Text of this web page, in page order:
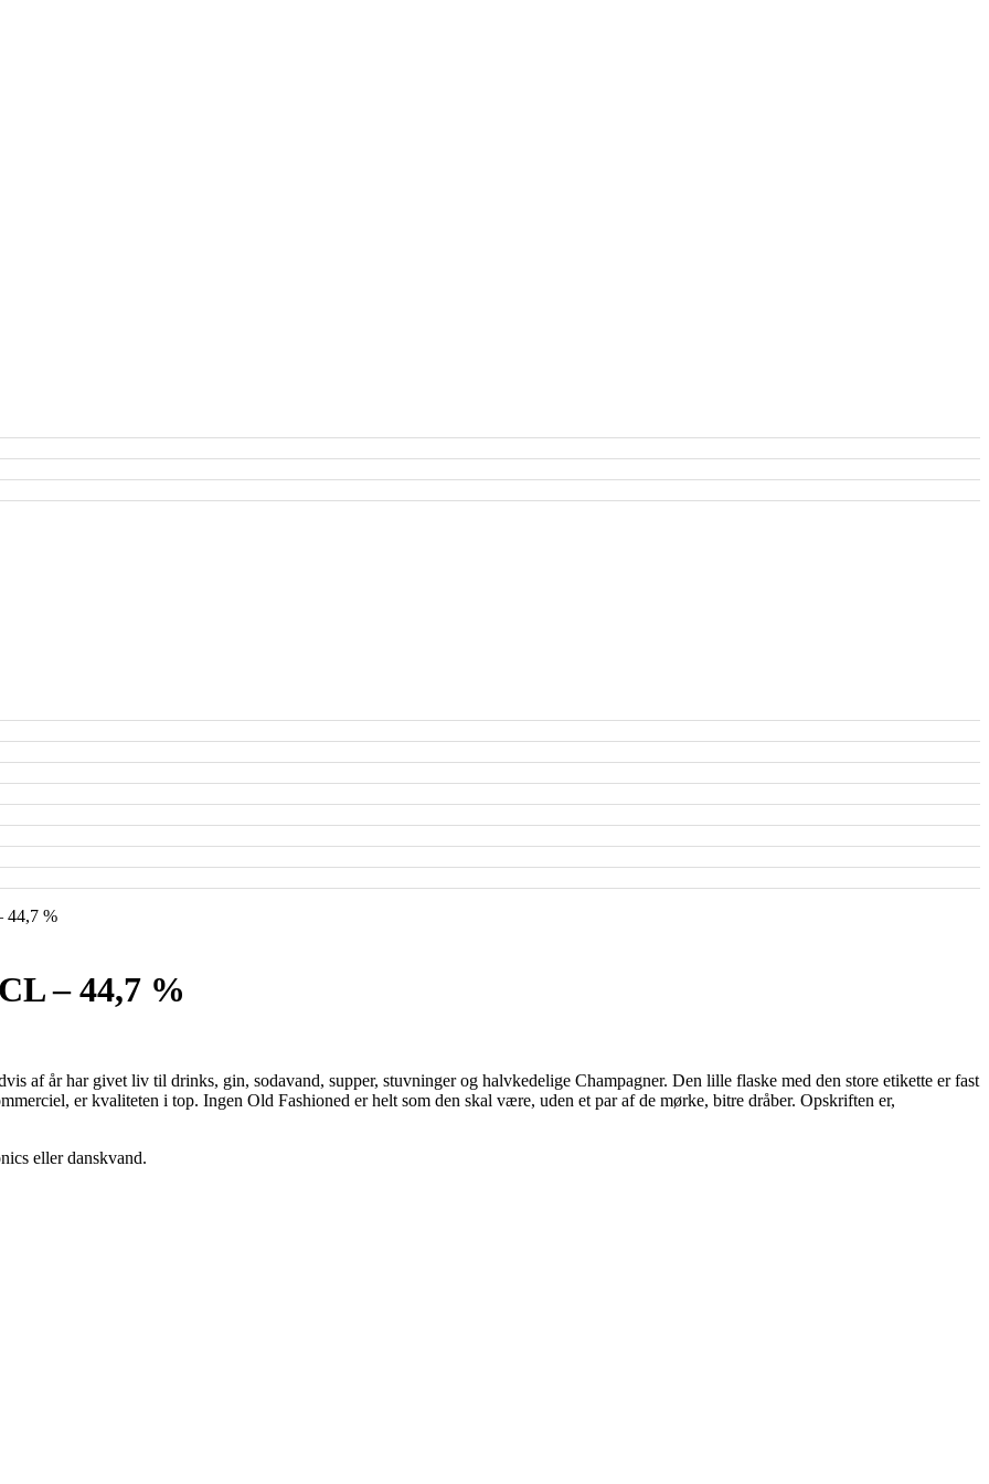
44,7 %
– 44,7 %
af år har givet liv til drinks, gin, sodavand, supper, stuvninger og halvkedelige Champagner. Den lille flaske med den store etikette er fast
er kvaliteten i top. Ingen Old Fashioned er helt som den skal være, uden et par af de mørke, bitre dråber. Opskriften er,
eller danskvand.